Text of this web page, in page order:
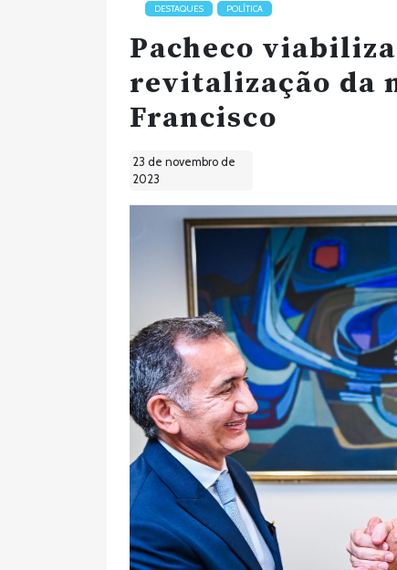
DESTAQUES POLÍTICA
Pacheco
revitalização da
Francisco
23 de novembro de
2023